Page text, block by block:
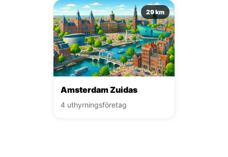
29 km
Amsterdam Zuidas
4 uthyrningsföretag